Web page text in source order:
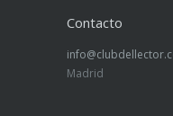
Contacto
Madrid